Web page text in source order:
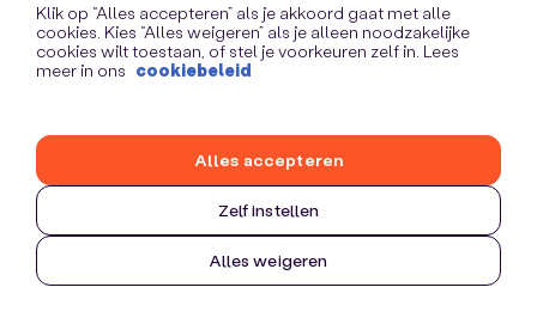
Klik op “Alles accepteren” als je akkoord gaat met alle
cookies. Kies “Alles weigeren” als je alleen noodzakelijke
cookies wilt toestaan, of stel je voorkeuren zelf in. Lees
meer in ons cookiebeleid
Zelf instellen
Alles weigeren
Alles accepteren